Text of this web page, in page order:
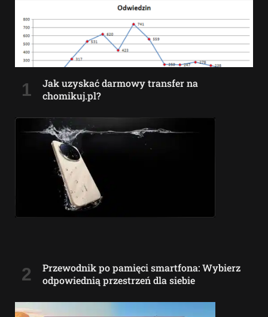
Jak uzyskać darmowy transfer na
chomikuj.pl?
Przewodnik po pamięci smartfona: Wybierz
odpowiednią przestrzeń dla siebie